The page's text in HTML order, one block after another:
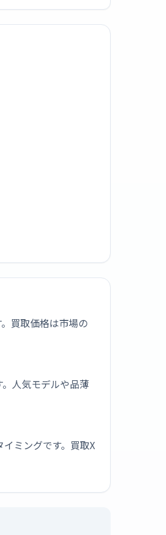
買取価格は市場の
人気モデルや品薄
ミングです。買取X